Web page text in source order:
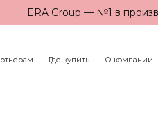
ERA Group — №1 в
Где купить О компании